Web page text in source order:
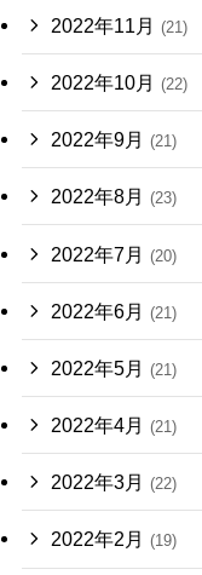
2022年11月 (21)
2022年10月 (22)
2022年9月 (21)
2022年8月 (23)
2022年7月 (20)
2022年6月 (21)
2022年5月 (21)
2022年4月 (21)
2022年3月 (22)
2022年2月 (19)